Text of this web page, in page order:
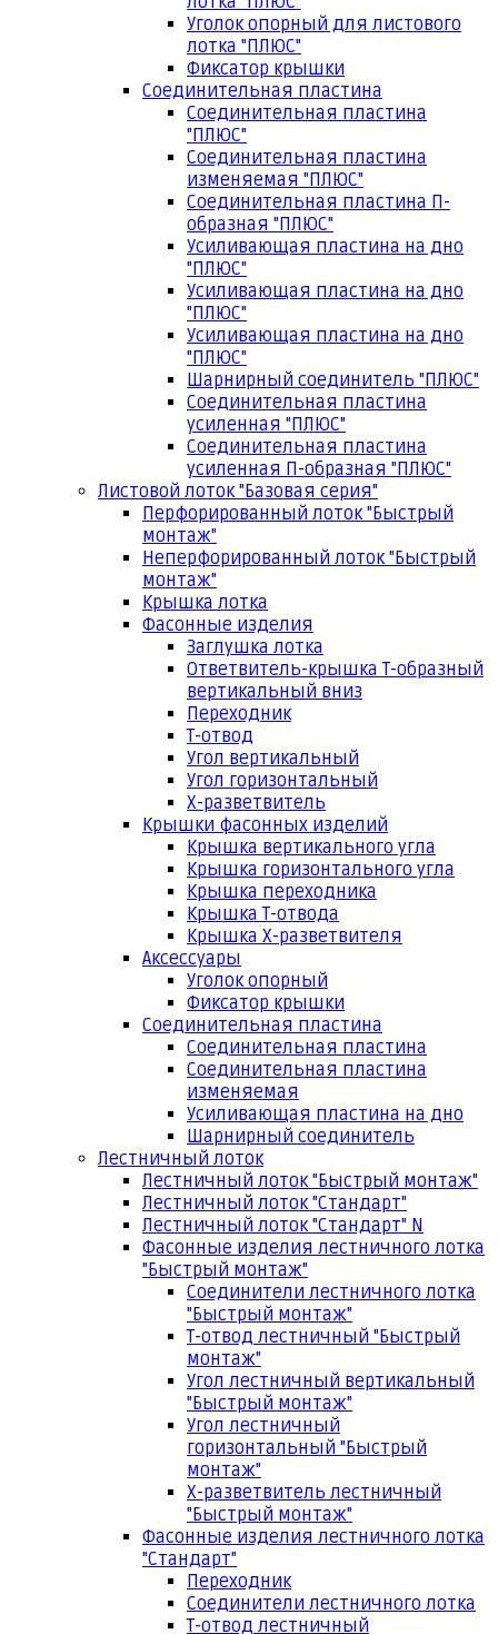
Уголок опорный для листового
лотка "ПЛЮС"
Фиксатор крышки
Соединительная пластина
Соединительная пластина
"ПЛЮС"
Соединительная пластина
изменяемая "ПЛЮС"
Соединительная пластина П-
образная "ПЛЮС"
Усиливающая пластина на дно
"ПЛЮС"
Усиливающая пластина на дно
"ПЛЮС"
Усиливающая пластина на дно
"ПЛЮС"
Шарнирный соединитель "ПЛЮС"
Соединительная пластина
усиленная "ПЛЮС"
Соединительная пластина
усиленная П-образная "ПЛЮС"
Листовой лоток "Базовая серия"
Перфорированный лоток "Быстрый
монтаж"
Неперфорированный лоток "Быстрый
монтаж"
Крышка лотка
Фасонные изделия
Заглушка лотка
Ответвитель-крышка Т-образный
вертикальный вниз
Переходник
Т-отвод
Угол вертикальный
Угол горизонтальный
Х-разветвитель
Крышки фасонных изделий
Крышка вертикального угла
Крышка горизонтального угла
Крышка переходника
Крышка Т-отвода
Крышка Х-разветвителя
Аксессуары
Уголок опорный
Фиксатор крышки
Соединительная пластина
Соединительная пластина
Соединительная пластина
изменяемая
Усиливающая пластина на дно
Шарнирный соединитель
Лестничный лоток
Лестничный лоток "Быстрый монтаж"
Лестничный лоток "Стандарт"
Лестничный лоток "Стандарт" N
Фасонные изделия лестничного лотка
"Быстрый монтаж"
Соединители лестничного лотка
"Быстрый монтаж"
Т-отвод лестничный "Быстрый
монтаж"
Угол лестничный вертикальный
"Быстрый монтаж"
Угол лестничный
горизонтальный "Быстрый
монтаж"
Х-разветвитель лестничный
"Быстрый монтаж"
Фасонные изделия лестничного лотка
"Стандарт"
Переходник
Соединители лестничного лотка
Т-отвод лестничный